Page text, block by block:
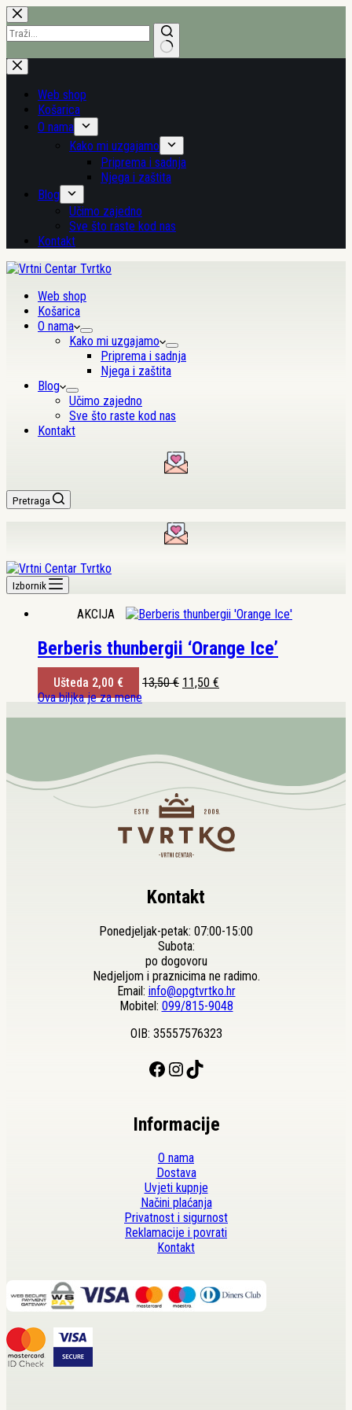
Preskoči
na
sadržaj
Nema
rezultata.
Web shop
Košarica
O nama
Kako mi uzgajamo
Priprema i sadnja
Njega i zaštita
Blog
Učimo zajedno
Sve što raste kod nas
Kontakt
Web shop
Košarica
O nama
Kako mi uzgajamo
Priprema i sadnja
Njega i zaštita
Blog
Učimo zajedno
Sve što raste kod nas
Kontakt
Pretraga
Izbornik
AKCIJA
Berberis thunbergii ‘Orange Ice’
Ušteda 2,00 € 13,50€ Izvorna
11,50 €
Ova biljka je za mene
Kontakt
Ponedjeljak-petak: 07:00-15:00
Subota:
po dogovoru
Nedjeljom i praznicima ne radimo.
Email: info@opgtvrtko.hr
Mobitel: 099/815-9048
OIB: 35557576323
Facebook Instagram TikTok
Informacije
O nama
Dostava
Uvjeti kupnje
Načini plaćanja
Privatnost i sigurnost
Reklamacije i povrati
Kontakt